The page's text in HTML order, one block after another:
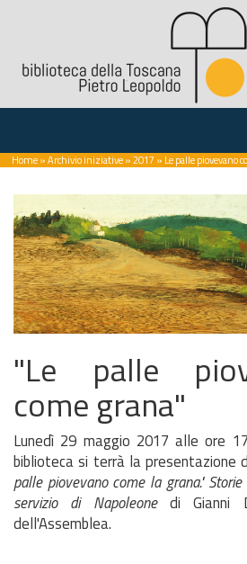
Home»Archivio iniziative»2017 » Le palle piovevano
"Le palle
come grana"
Lunedì 29 maggio 2017 alle ore
biblioteca si terrà la presentazione
palle piovevano come la grana."
servizio di Napoleonedi Gianni
dell'Assemblea.